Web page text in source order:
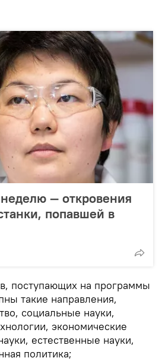
— откровения
попавшей в
поступающих на программы
такие направления,
социальные науки,
экономические
естественные науки,
политика;